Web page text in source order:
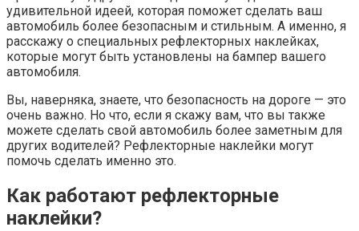
удивительной идеей, которая поможет сделать ваш
автомобиль более безопасным и стильным. А именно, я
расскажу о специальных рефлекторных наклейках,
которые могут быть установлены на бампер вашего
автомобиля.
Вы, наверняка, знаете, что безопасность на дороге — это
очень важно. Но что, если я скажу вам, что вы также
можете сделать свой автомобиль более заметным для
других водителей? Рефлекторные наклейки могут
помочь сделать именно это.
Как работают рефлекторные
наклейки?